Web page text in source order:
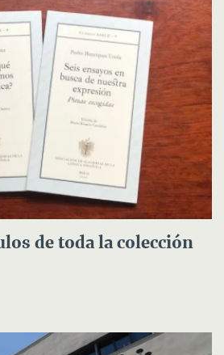
de toda la colección